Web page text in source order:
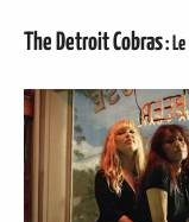
The Detroit Cobras: